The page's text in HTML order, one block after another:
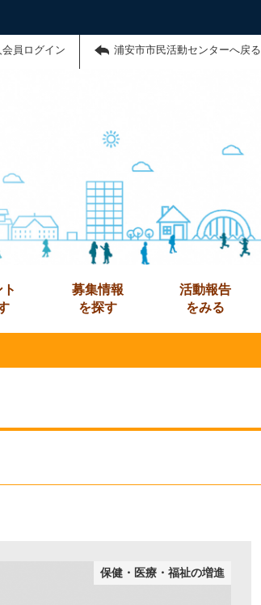
会員ログイン 浦安市市民活動センターへ戻る
募集情報
を探す
活動報告
をみる
保健・医療・福祉の増進